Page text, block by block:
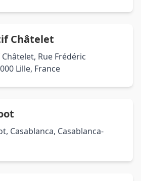
Châtelet
Rue Frédéric
Lille, France
Casablanca, Casablanca-